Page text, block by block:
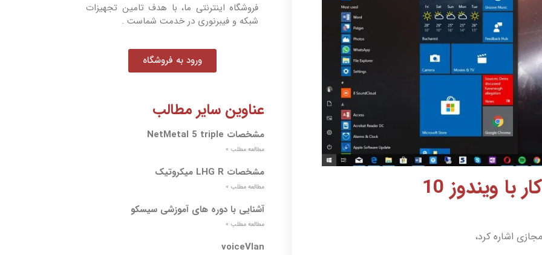
با ویندوز 10
فروشگاه اینترنتی ما، با هدف تامین تجهیزات
شبکه و فیبرنوری در خدمت شماست .
ورود به فروشگاه
عناوین سایر مطالب
مشخصات NetMetal 5 triple
مطالعه مطلب »
مشخصات LHG R میکروتیک
مطالعه مطلب »
آشنایی با دوره های آموزشی سیسکو
مطالعه مطلب »
voiceVlan